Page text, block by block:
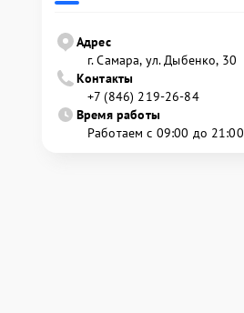
Адрес
г. Самара, ул. Дыбенко, 30
Контакты
+7 (846) 219-26-84
Время работы
Работаем с 09:00 до 21:00